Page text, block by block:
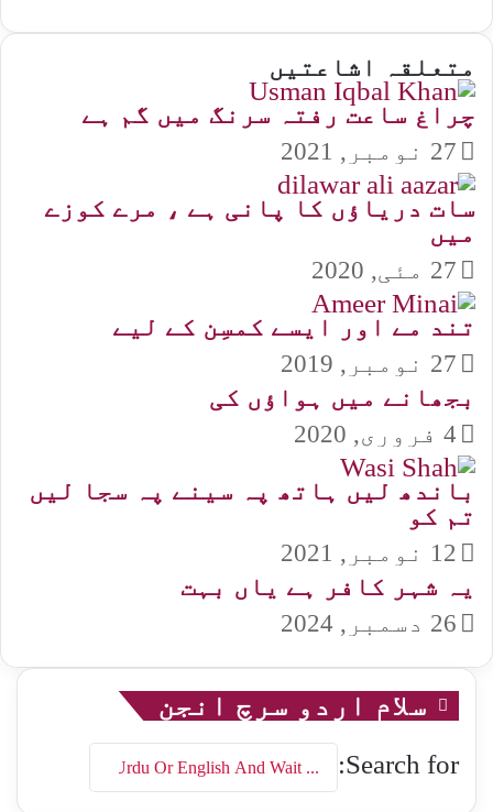
متعلقہ اشاعتیں
چراغ ساعت رفتہ سرنگ میں گم ہے
27 نومبر, 2021
سات دریاؤں کا پانی ہے ، مرے کوزے
میں
27 مئی, 2020
تند مے اور ایسے کمسِن کے لیے
27 نومبر, 2019
بجھانے میں ہواؤں کی
4 فروری, 2020
باندھ لیں ہاتھ پہ سینے پہ سجا لیں
تم کو
12 نومبر, 2021
یہ شہر کافر ہے یاں بہت
26 دسمبر, 2024
سلام اردو سرچ انجن
Search for: